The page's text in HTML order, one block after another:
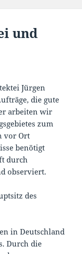
und
Jürgen
die gute
arbeiten wir
zum
vor Ort
benötigt
durch
observiert.
des
in Deutschland
Durch die